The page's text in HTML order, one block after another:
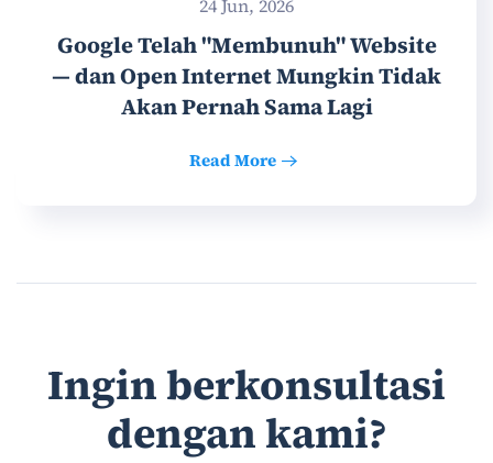
24 Jun, 2026
Google Telah "Membunuh" Website
— dan Open Internet Mungkin Tidak
Akan Pernah Sama Lagi
Read More
Ingin berkonsultasi
dengan kami?